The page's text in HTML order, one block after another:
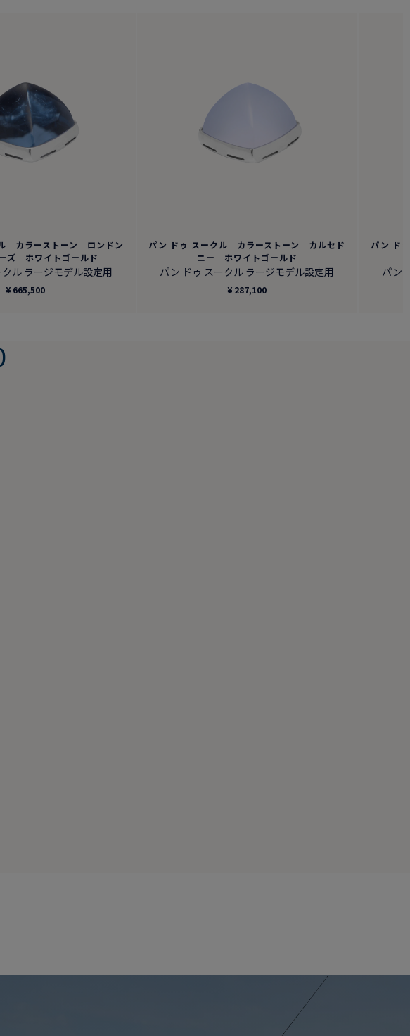
カラーストーン ロンドン
ズ ホワイトゴールド
ル ラージモデル設定用
¥ 665,500
パン ドゥ スークル カラーストーン カルセド
ニー ホワイトゴールド
パン ドゥ スークル ラージモデル設定用
¥ 287,100
パン ド
パン